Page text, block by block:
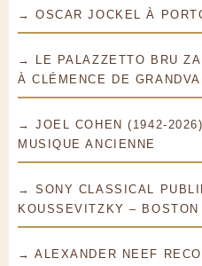
→ OSCAR JOCKEL À
→ LE PALAZZETTO BRU
À CLÉMENCE DE
→ JOEL COHEN (1942-
MUSIQUE ANCIENNE
→ SONY CLASSICAL
KOUSSEVITZKY – BOSTON
→ ALEXANDER NEEF